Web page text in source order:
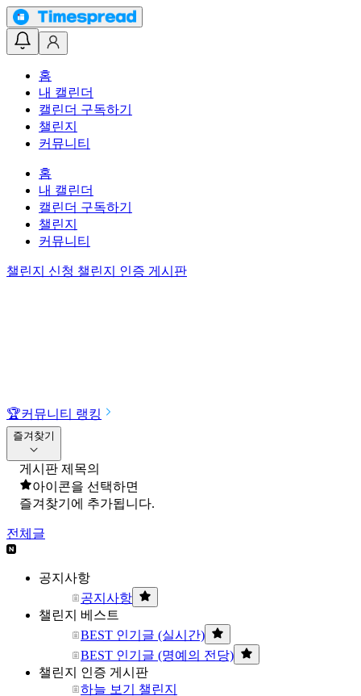
홈
내 캘린더
캘린더 구독하기
챌린지
커뮤니티
홈
내 캘린더
캘린더 구독하기
챌린지
커뮤니티
챌린지 신청 챌린지 인증 게시판
🏆커뮤니티 랭킹
즐겨찾기
게시판 제목의
아이콘을 선택하면
즐겨찾기에 추가됩니다.
전체글
공지사항
공지사항
챌린지 베스트
BEST 인기글 (실시간)
BEST 인기글 (명예의 전당)
챌린지 인증 게시판
하늘 보기 챌린지